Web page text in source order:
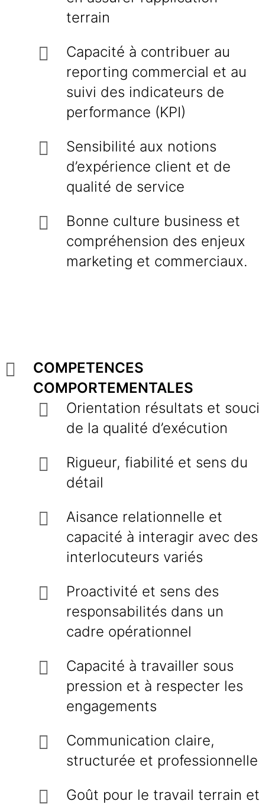
terrain
Capacité à contribuer au
reporting commercial et au
suivi des indicateurs de
performance (KPI)
Sensibilité aux notions
d’expérience client et de
qualité de service
Bonne culture business et
compréhension des enjeux
marketing et commerciaux.
COMPETENCES
COMPORTEMENTALES
Orientation résultats et souci
de la qualité d’exécution
Rigueur, fiabilité et sens du
détail
Aisance relationnelle et
capacité à interagir avec des
interlocuteurs variés
Proactivité et sens des
responsabilités dans un
cadre opérationnel
Capacité à travailler sous
pression et à respecter les
engagements
Communication claire,
structurée et professionnelle
Goût pour le travail terrain et